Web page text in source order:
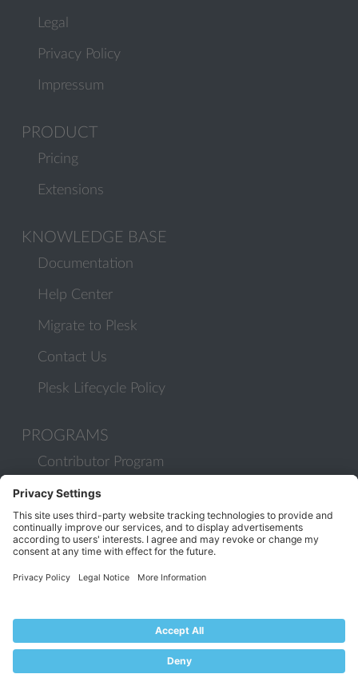
Legal
Privacy Policy
Impressum
PRODUCT
Pricing
Extensions
KNOWLEDGE BASE
Documentation
Help Center
Migrate to Plesk
Contact Us
Plesk Lifecycle Policy
PROGRAMS
Contributor Program
Partner Program
COMMUNITY